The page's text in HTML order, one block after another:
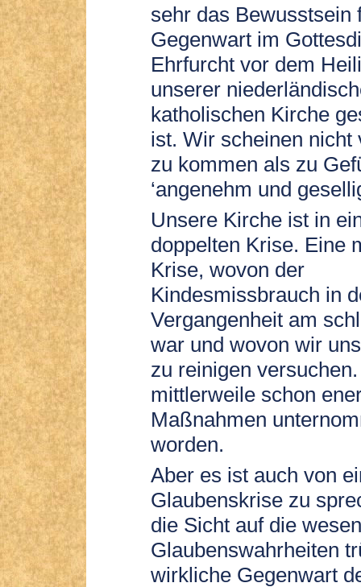
sehr das Bewusstsein
Gegenwart im
Ehrfurcht vor dem
unserer
katholischen Kirche
ist. Wir scheinen nicht
zu kommen als zu
‘angenehm und
Unsere Kirche ist in
doppelten Krise. Eine
Krise, wovon der
Kindesmissbrauch in
Vergangenheit am
war und wovon wir
zu reinigen
mittlerweile schon
Maßnahmen
worden.
Aber es ist auch von
Glaubenskrise zu
die Sicht auf die
Glaubenswahrheiten
wirkliche Gegenwart